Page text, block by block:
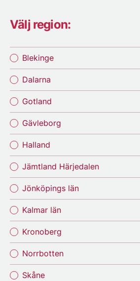
Välj region:
Blekinge
Dalarna
Gotland
Gävleborg
Halland
Jämtland Härjedalen
Jönköpings län
Kalmar län
Kronoberg
Norrbotten
Skåne